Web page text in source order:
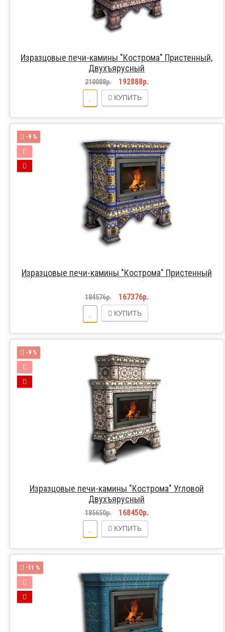
Изразцовые печи-камины "Кострома" Пристенный,
Двухъярусный
210088р. 192888р.
КУПИТЬ
-9 %
Изразцовые печи-камины "Кострома" Пристенный
184576р. 167376р.
КУПИТЬ
-9 %
Изразцовые печи-камины "Кострома" Угловой
Двухъярусный
185650р. 168450р.
КУПИТЬ
-11 %